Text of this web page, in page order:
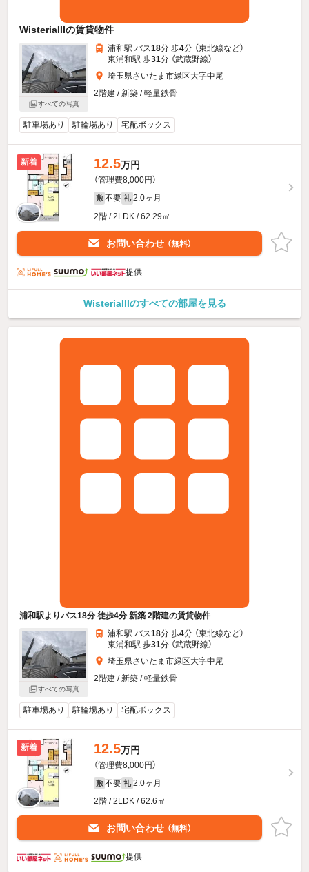
WisteriaIIIの賃貸物件
すべての写真
浦和駅 バス18分 歩4分 （東北線など）
東浦和駅 歩31分 （武蔵野線）
埼玉県さいたま市緑区大字中尾
2階建 / 新築 / 軽量鉄骨
駐車場あり 駐輪場あり 宅配ボックス
新着 12.5万円
（管理費8,000円）
敷 不要 礼 2.0ヶ月
2階 / 2LDK / 62.29㎡
お問い合わせ （無料）
提供
WisteriaIIIのすべての部屋を見る
浦和駅よりバス18分 徒歩4分 新築 2階建の賃貸物件
すべての写真
浦和駅 バス18分 歩4分 （東北線など）
東浦和駅 歩31分 （武蔵野線）
埼玉県さいたま市緑区大字中尾
2階建 / 新築 / 軽量鉄骨
駐車場あり 駐輪場あり 宅配ボックス
新着 12.5万円
（管理費8,000円）
敷 不要 礼 2.0ヶ月
2階 / 2LDK / 62.6㎡
お問い合わせ （無料）
提供